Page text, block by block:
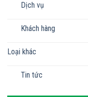
Dịch vụ
Khách hàng
Loại khác
Tin tức